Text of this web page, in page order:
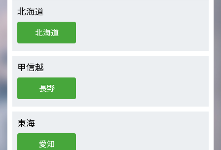
北海道
北海道
甲信越
長野
東海
愛知